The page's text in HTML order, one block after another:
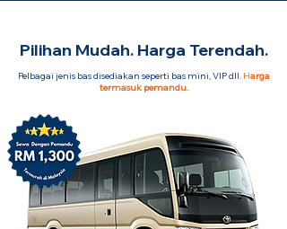
Pilihan Mudah. Harga Terendah.
Pelbagai jenis bas disediakan seperti bas mini, VIP dll. Harga
termasuk pemandu.